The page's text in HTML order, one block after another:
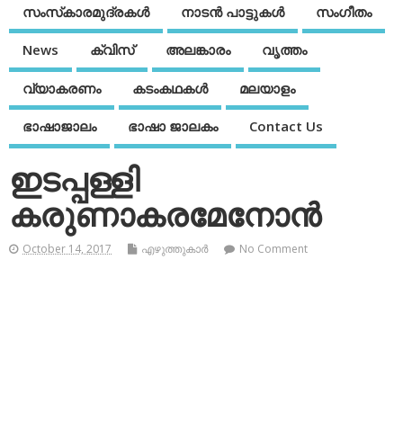
സംസ്‌കാരമുദ്രകള്‍ നാടന്‍ പാട്ടുകള്‍ സംഗീതം
News ക്വിസ് അലങ്കാരം വൃത്തം
വ്യാകരണം കടംകഥകള്‍ മലയാളം
ഭാഷാജാലം ഭാഷാ ജാലകം Contact Us
ഇടപ്പള്ളി
കരുണാകരമേനോന്‍
October 14, 2017 എഴുത്തുകാര്‍ No Comment